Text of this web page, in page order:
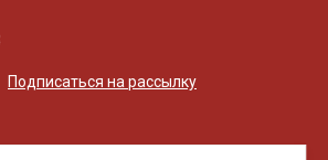
Подписаться на рассылку
является публичной